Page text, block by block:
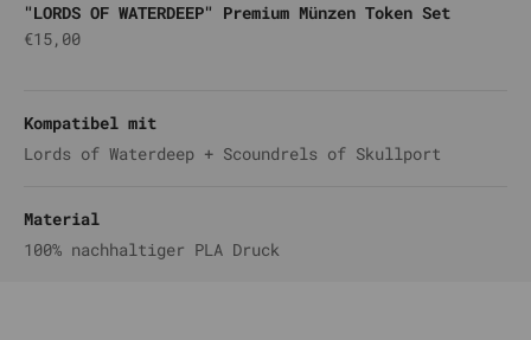
"LORDS OF WATERDEEP" Premium Münzen Token Set
Angebot
€15,00
Kompatibel mit
Lords of Waterdeep + Scoundrels of Skullport
Material
100% nachhaltiger PLA Druck